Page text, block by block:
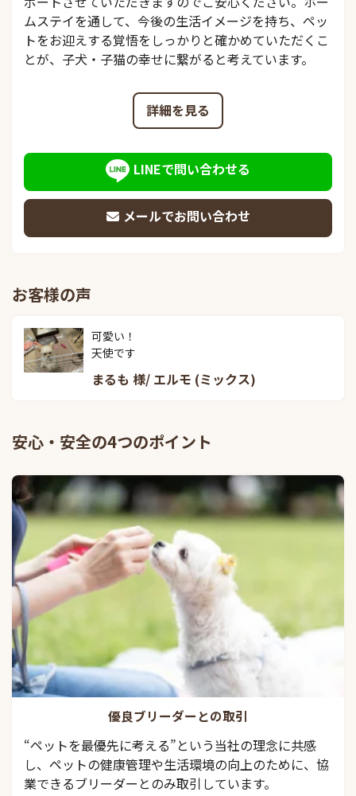
ムステイを通して、今後の生活イメージを持ち、ペッ
トをお迎えする覚悟をしっかりと確かめていただくこ
とが、子犬・子猫の幸せに繋がると考えています。
詳細を見る
LINEで問い合わせる
メールでお問い合わせ
お客様の声
可愛い！
天使です
まるも 様/ エルモ (ミックス)
安心・安全の4つのポイント
優良ブリーダーとの取引
“ペットを最優先に考える”という当社の理念に共感
し、ペットの健康管理や生活環境の向上のために、協
業できるブリーダーとのみ取引しています。